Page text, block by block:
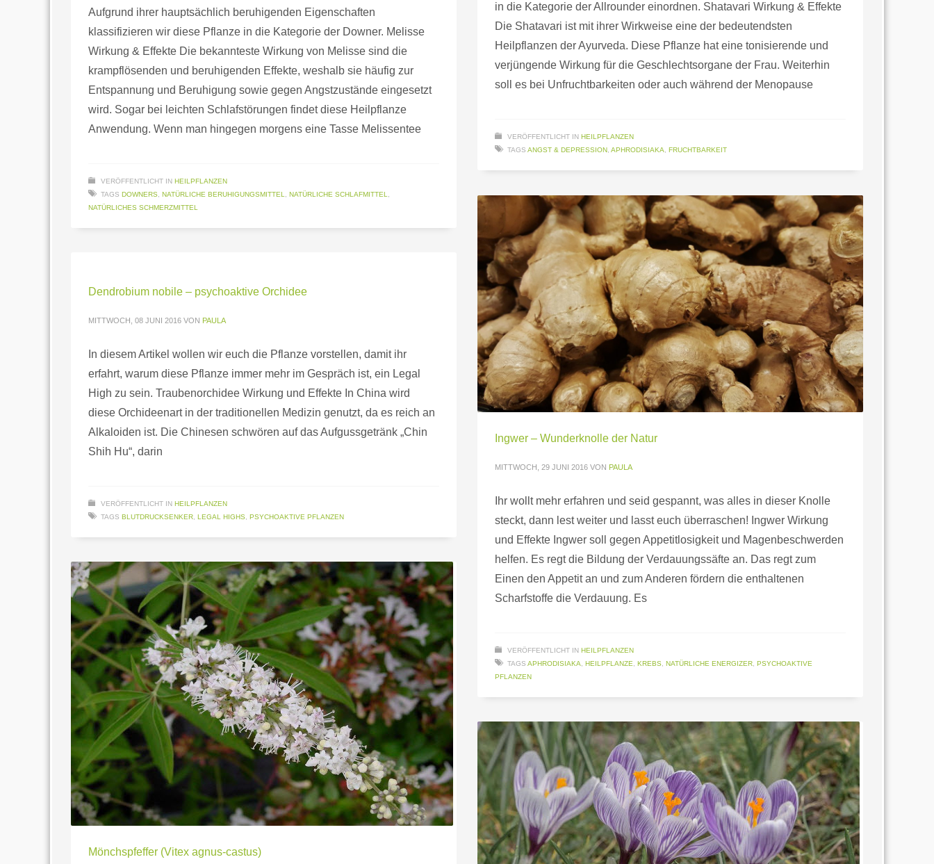
in die Kategorie der Allrounder einordnen. Shatavari Wirkung & Effekte
Die Shatavari ist mit ihrer Wirkweise eine der bedeutendsten
Heilpflanzen der Ayurveda. Diese Pflanze hat eine tonisierende und
verjüngende Wirkung für die Geschlechtsorgane der Frau. Weiterhin
soll es bei Unfruchtbarkeiten oder auch während der Menopause
VERÖFFENTLICHT IN HEILPFLANZEN
TAGS ANGST & DEPRESSION, APHRODISIAKA, FRUCHTBARKEIT
Aufgrund ihrer hauptsächlich beruhigenden Eigenschaften
klassifizieren wir diese Pflanze in die Kategorie der Downer. Melisse
Wirkung & Effekte Die bekannteste Wirkung von Melisse sind die
krampflösenden und beruhigenden Effekte, weshalb sie häufig zur
Entspannung und Beruhigung sowie gegen Angstzustände eingesetzt
wird. Sogar bei leichten Schlafstörungen findet diese Heilpflanze
Anwendung. Wenn man hingegen morgens eine Tasse Melissentee
VERÖFFENTLICHT IN HEILPFLANZEN
TAGS DOWNERS NATÜRLICHE BERUHIGUNGSMITTEL NATÜRLICHE SCHLAFMITTEL
NATÜRLICHES SCHMERZMITTEL
Ingwer – Wunderknolle der Natur
MITTWOCH, 29 JUNI 2016 VON PAULA
Ihr wollt mehr erfahren und seid gespannt, was alles in dieser Knolle
steckt, dann lest weiter und lasst euch überraschen! Ingwer Wirkung
und Effekte Ingwer soll gegen Appetitlosigkeit und Magenbeschwerden
helfen. Es regt die Bildung der Verdauungssäfte an. Das regt zum
Einen den Appetit an und zum Anderen fördern die enthaltenen
Scharfstoffe die Verdauung. Es
VERÖFFENTLICHT IN HEILPFLANZEN
TAGS APHRODISIAKA HEILPFLANZE KREBS NATÜRLICHE ENERGIZER PSYCHOAKTIVE
PFLANZEN
Dendrobium nobile – psychoaktive Orchidee
MITTWOCH, 08 JUNI 2016 VON PAULA
In diesem Artikel wollen wir euch die Pflanze vorstellen, damit ihr
erfahrt, warum diese Pflanze immer mehr im Gespräch ist, ein Legal
High zu sein. Traubenorchidee Wirkung und Effekte In China wird
diese Orchideenart in der traditionellen Medizin genutzt, da es reich an
Alkaloiden ist. Die Chinesen schwören auf das Aufgussgetränk „Chin
Shih Hu“, darin
VERÖFFENTLICHT IN HEILPFLANZEN
TAGS BLUTDRUCKSENKER LEGAL HIGHS PSYCHOAKTIVE PFLANZEN
Mönchspfeffer (Vitex agnus-castus)